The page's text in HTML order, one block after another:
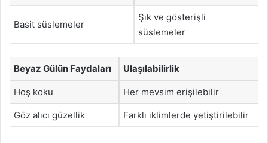
Basit süslemeler
Şık ve gösterişli
süslemeler
Beyaz Gülün Faydaları Ulaşılabilirlik
Hoş koku Her mevsim erişilebilir
Göz alıcı güzellik Farklı iklimlerde yetiştirilebilir